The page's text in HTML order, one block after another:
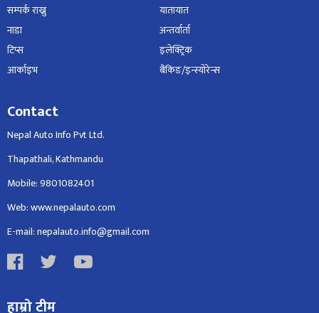
सम्पर्क राख्नु
नाडा
टिप्स
आर्काइभ
यातायात
अन्तर्वार्ता
इलेक्ट्रिक
बैंकिङ/इन्स्योरेन्स
Contact
Nepal Auto Info Pvt Ltd.
Thapathali, Kathmandu
Mobile: 9801082401
Web: www.nepalauto.com
E-mail: nepalauto.info@gmail.com
हाम्रो टीम